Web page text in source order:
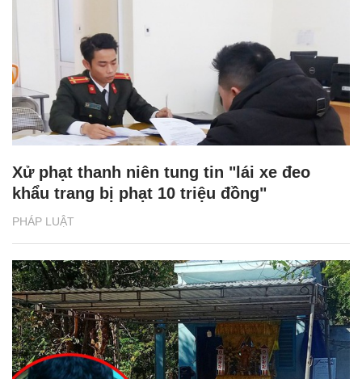
PHÁP LUẬT
Xử phạt thanh niên tung tin "lái xe đeo
khẩu trang bị phạt 10 triệu đồng"